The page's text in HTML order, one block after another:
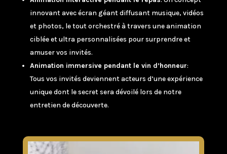
innovant avec écran géant diffusant musique, vidéos
et photos, le tout orchestré à travers une animation
ciblée et ultra personnalisées pour surprendre et
amuser vos invités.
Animation immersive pendant le vin d’honneur:
Tous vos invités deviennent acteurs d’une expérience
unique dont le secret sera dévoilé lors de notre
entretien de découverte.